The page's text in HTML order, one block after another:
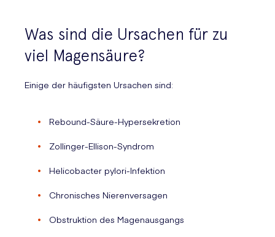
Was sind die Ursachen für zu
viel Magensäure?
Einige der häufigsten Ursachen sind:
Rebound-Säure-Hypersekretion
Zollinger-Ellison-Syndrom
Helicobacter pylori-Infektion
Chronisches Nierenversagen
Obstruktion des Magenausgangs